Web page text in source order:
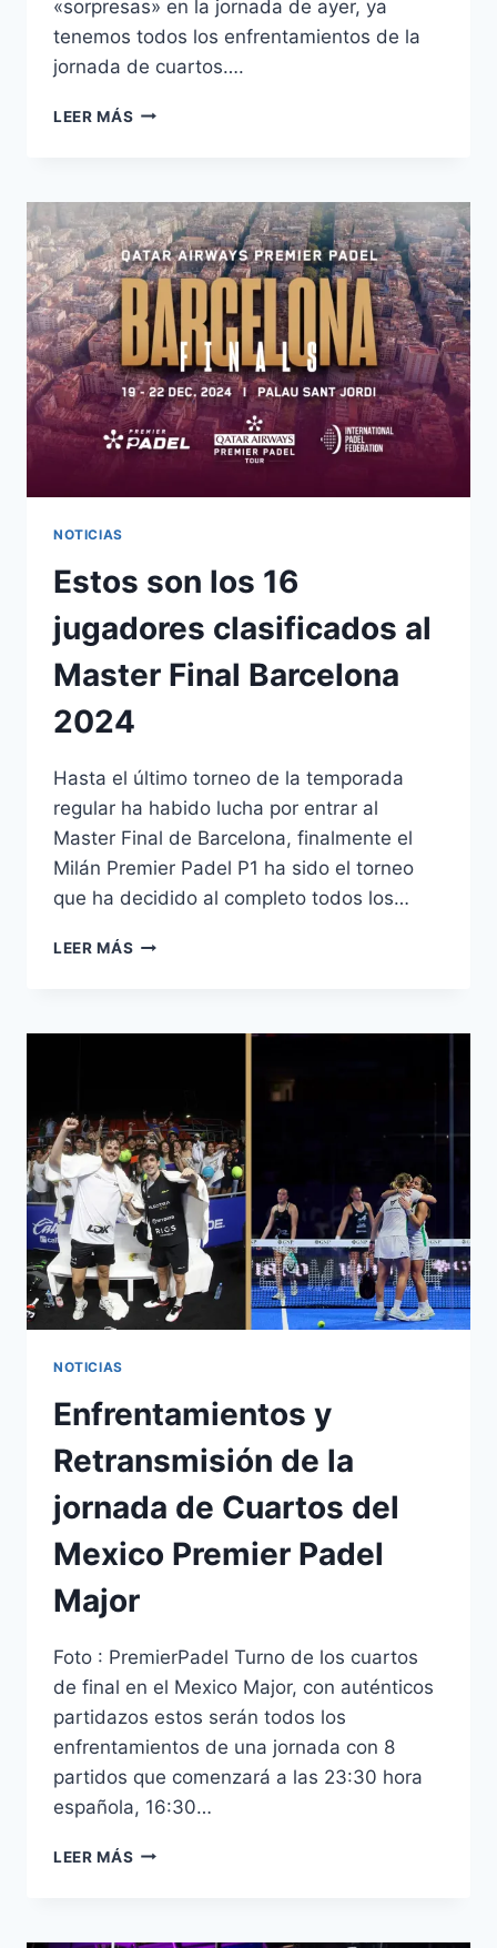
«sorpresas» en la jornada de ayer, ya
tenemos todos los enfrentamientos de la
jornada de cuartos….
LEER MÁS
NOTICIAS
Estos son los 16
jugadores clasificados al
Master Final Barcelona
2024
Hasta el último torneo de la temporada
regular ha habido lucha por entrar al
Master Final de Barcelona, finalmente el
Milán Premier Padel P1 ha sido el torneo
que ha decidido al completo todos los…
LEER MÁS
NOTICIAS
Enfrentamientos y
Retransmisión de la
jornada de Cuartos del
Mexico Premier Padel
Major
Foto : PremierPadel Turno de los cuartos
de final en el Mexico Major, con auténticos
partidazos estos serán todos los
enfrentamientos de una jornada con 8
partidos que comenzará a las 23:30 hora
española, 16:30…
LEER MÁS